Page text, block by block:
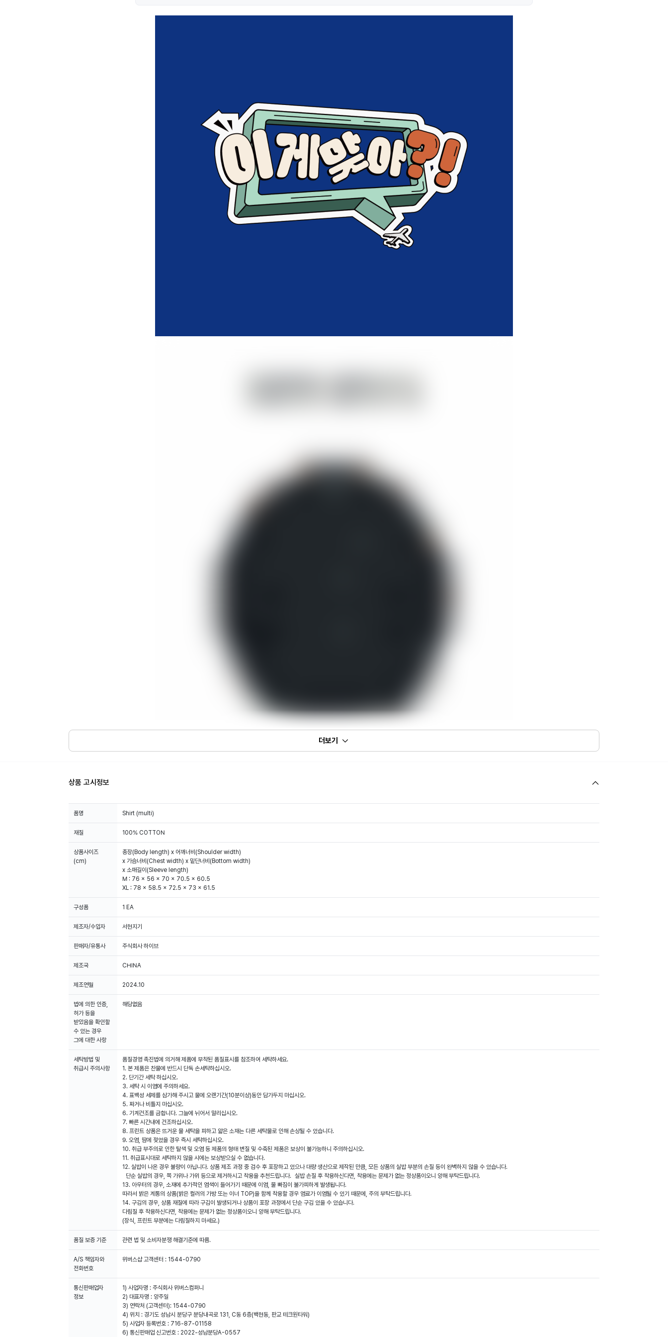
더보기
상품 고시정보
품명 Shirt (multi)
재질 100% COTTON
상품사이즈
(cm)
총장(Body length) x 어깨너비(Shoulder width)
x 가슴너비(Chest width) x 밑단너비(Bottom width)
x 소매길이(Sleeve length)
M : 76 x 56 x 70 x 70.5 x 60.5
XL : 78 x 58.5 x 72.5 x 73 x 61.5
구성품 1 EA
제조자/수입자 서현지기
판매자/유통사 주식회사 하이브
제조국 CHINA
제조연월 2024.10
법에 의한 인증,
허가 등을
받았음을 확인할
수 있는 경우
그에 대한 사항
해당없음
세탁방법 및
취급시 주의사항
품질경영 촉진법에 의거해 제품에 부착된 품질표시를 참조하여 세탁하세요.
1. 본 제품은 찬물에 반드시 단독 손세탁하십시오.
2. 단기간 세탁 하십시오.
3. 세탁 시 이염에 주의하세요.
4. 표백성 세제를 삼가해 주시고 물에 오랜기간(10분이상)동안 담가두지 마십시오.
5. 짜거나 비틀지 마십시오.
6. 기계건조를 금합니다. 그늘에 뉘어서 말리십시오.
7. 빠른 시간내에 건조하십시오.
8. 프린트 상품은 뜨거운 물 세탁을 피하고 얇은 소재는 다른 세탁물로 인해 손상될 수 있습니다.
9. 오염, 땀에 젖었을 경우 즉시 세탁하십시오.
10. 취급 부주의로 인한 탈색 및 오염 등 제품의 형태 변질 및 수축된 제품은 보상이 불가능하니 주의하십시오.
11. 취급표시대로 세탁하지 않을 시에는 보상받으실 수 없습니다.
12. 실밥이 나온 경우 불량이 아닙니다. 상품 제조 과정 중 검수 후 포장하고 있으나 대량 생산으로 제작된 만큼, 모든 상품의 실밥 부분의 손질 등이 완벽하지 않을 수 있습니다.
단순 실밥의 경우, 쪽 가위나 가위 등으로 제거하시고 착용을 추천드립니다. 실밥 손질 후 착용하신다면, 착용에는 문제가 없는 정상품이오니 양해 부탁드립니다.
13. 아우터의 경우, 소재에 추가적인 염색이 들어가기 때문에 이염, 물 빠짐이 불가피하게 발생됩니다.
따라서 밝은 계통의 상품(밝은 컬러의 가방 또는 이너 TOP)을 함께 착용할 경우 염료가 이염될 수 있기 때문에, 주의 부탁드립니다.
14. 구김의 경우, 상품 재질에 따라 구김이 발생되거나 상품이 포장 과정에서 단순 구김 있을 수 있습니다.
다림질 후 착용하신다면, 착용에는 문제가 없는 정상품이오니 양해 부탁드립니다.
(장식, 프린트 부분에는 다림질하지 마세요.)
품질 보증 기준 관련 법 및 소비자분쟁 해결기준에 따름.
A/S 책임자와
전화번호
위버스샵 고객센터 : 1544-0790
통신판매업자
정보
1) 사업자명 : 주식회사 위버스컴퍼니
2) 대표자명 : 양주일
3) 연락처 (고객센터): 1544-0790
4) 위치 : 경기도 성남시 분당구 분당내곡로 131, C동 6층(백현동, 판교 테크원타워)
5) 사업자 등록번호 : 716-87-01158
6) 통신판매업 신고번호 : 2022-성남분당A-0557